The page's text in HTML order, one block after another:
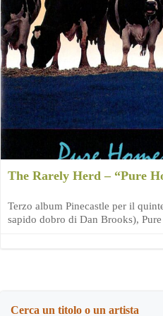
The Rarely Herd – “Pure
Terzo album Pinecastle per il
sapido dobro di Dan Brooks),
Cerca un titolo o un artista